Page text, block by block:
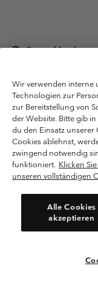
Deutschland
München Deutschland.
Nutzungsbedingungen
Datenschutzerklärung
Bestimmungen und
Nutzungsbedingungen
Cookies
Public CBCR
Kundenservice: Mo- Fr.
(+)498912081004
Wir verwenden interne
Technologien zur
zur Bereitstellung von
der Website. Bitte gib
du den Einsatz unserer
Cookies ablehnst,
zwingend notwendig
funktioniert. Klicken
unseren vollständigen
Alle Cookies
akzeptieren
Bitte wählen